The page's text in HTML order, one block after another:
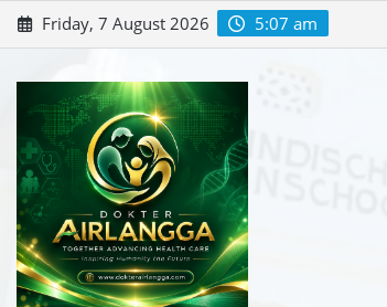
Skip
to
Friday, 7 August 2026 5:07 am